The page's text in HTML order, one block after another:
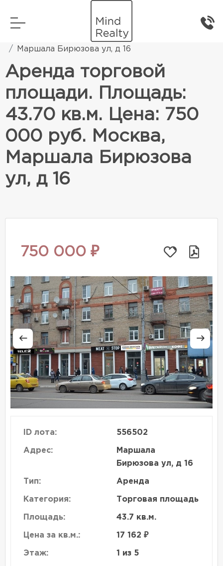
Коммерческая недвижимость
Маршала Бирюзова ул, д 16
Аренда торговой
площади. Площадь:
43.70 кв.м. Цена: 750
000 руб. Москва,
Маршала Бирюзова
ул, д 16
750 000 ₽
ID лота: 556502
Адрес:
Маршала
Бирюзова ул, д 16
Тип: Аренда
Категория: Торговая площадь
Площадь: 43.7 кв.м.
Цена за кв.м.: 17 162 ₽
Этаж: 1 из 5